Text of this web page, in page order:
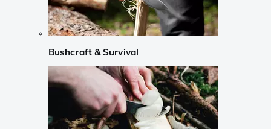
Bushcraft & Survival